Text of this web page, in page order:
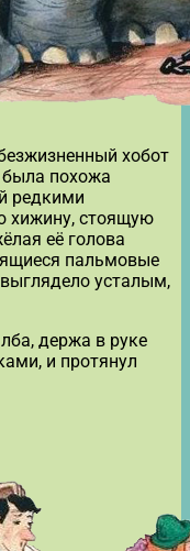
хобот
похожа
редкими
хижину, стоящую
её голова
пальмовые
усталым,
держа в руке
и протянул